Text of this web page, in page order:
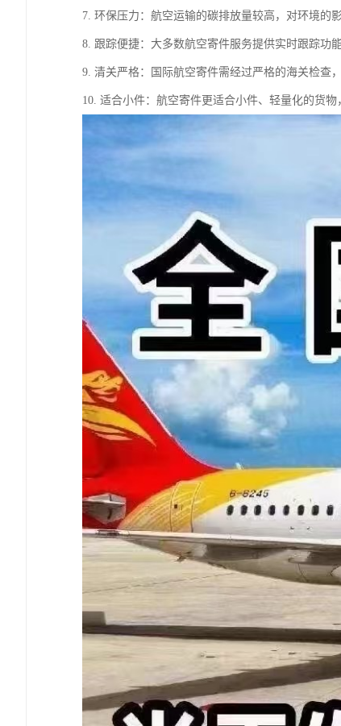
7. 环保压力：航空运输的碳排放量较高，对环境的
8. 跟踪便捷：大多数航空寄件服务提供实时跟踪功
9. 清关严格：国际航空寄件需经过严格的海关检查
10. 适合小件：航空寄件更适合小件、轻量化的货